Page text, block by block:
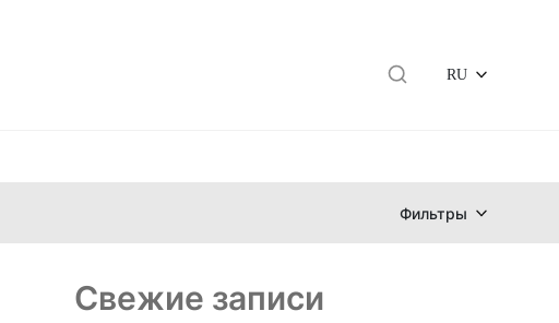
RU
Фильтры
Свежие записи